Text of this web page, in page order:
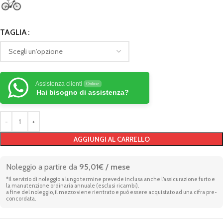
TAGLIA
AGGIUNGI AL CARRELLO
Assistenza clienti Online
Hai bisogno di assistenza?
Noleggio a partire da 95,01€ / mese
*Il servizio di noleggio a lungo termine prevede inclusa anche l’assicurazione furto e
la manutenzione ordinaria annuale (esclusi ricambi).
a fine del noleggio, il mezzo viene rientrato e può essere acquistato ad una cifra pre-
concordata.